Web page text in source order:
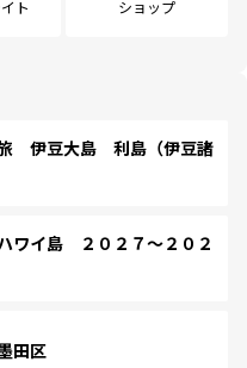
ト ショップ
伊豆大島 利島（伊豆諸
イ島 ２０２７～２０２
田区